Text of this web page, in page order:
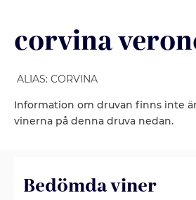
corvina
ALIAS: CORVINA
Information om druvan finns inte
vinerna på denna druva nedan.
Bedömda viner